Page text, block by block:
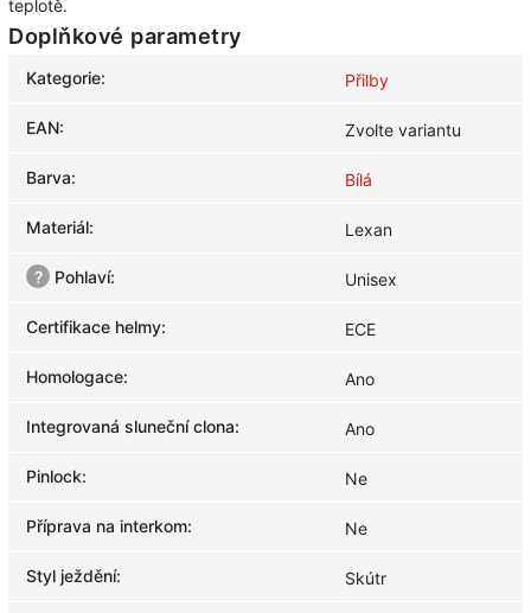
teplotě.
Doplňkové parametry
Kategorie: Přilby
EAN: Zvolte variantu
Barva: Bílá
Materiál: Lexan
? Pohlaví: Unisex
Certifikace helmy: ECE
Homologace: Ano
Integrovaná sluneční clona: Ano
Pinlock: Ne
Příprava na interkom: Ne
Styl ježdění: Skútr